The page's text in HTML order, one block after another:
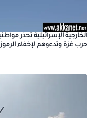
الخارجية الإسرائيلية تحذر
حرب غزة وتدعوهم لإخفاء الرموز